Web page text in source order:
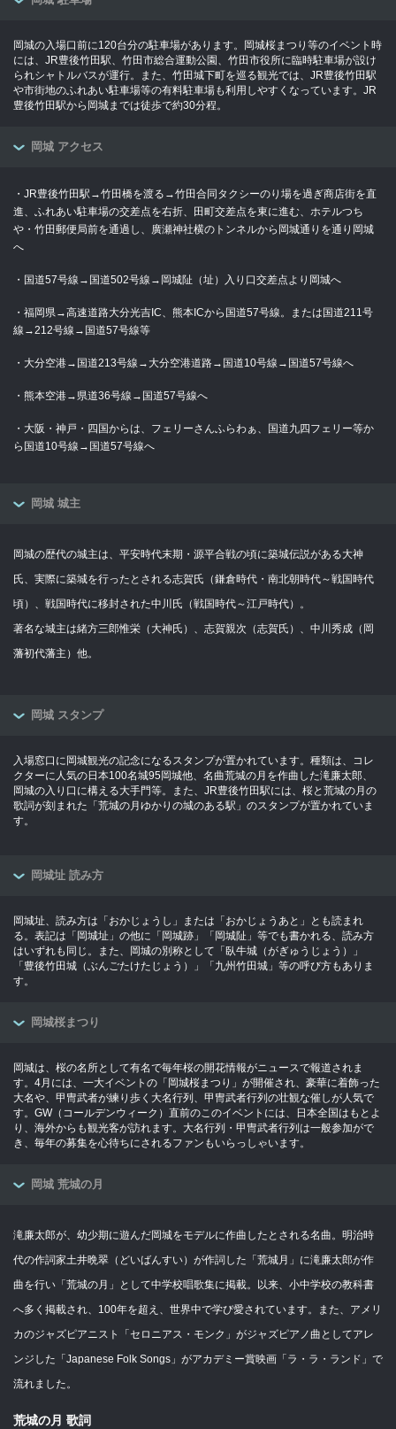
岡城の入場口前に120台分の駐車場があります。岡城桜まつり等のイベント時
には、JR豊後竹田駅、竹田市総合運動公園、竹田市役所に臨時駐車場が設け
られシャトルバスが運行。また、竹田城下町を巡る観光では、JR豊後竹田駅
や市街地のふれあい駐車場等の有料駐車場も利用しやすくなっています。JR
豊後竹田駅から岡城までは徒歩で約30分程。
岡城 アクセス
・JR豊後竹田駅→竹田橋を渡る→竹田合同タクシーのり場を過ぎ商店街を直
進、ふれあい駐車場の交差点を右折、田町交差点を東に進む、ホテルつち
や・竹田郵便局前を通過し、廣瀬神社横のトンネルから岡城通りを通り岡城
へ
・国道57号線→国道502号線→岡城阯（址）入り口交差点より岡城へ
・福岡県→高速道路大分光吉IC、熊本ICから国道57号線。または国道211号
線→212号線→国道57号線等
・大分空港→国道213号線→大分空港道路→国道10号線→国道57号線へ
・熊本空港→県道36号線→国道57号線へ
・大阪・神戸・四国からは、フェリーさんふらわぁ、国道九四フェリー等か
ら国道10号線→国道57号線へ
岡城 城主
岡城の歴代の城主は、平安時代末期・源平合戦の頃に築城伝説がある大神
氏、実際に築城を行ったとされる志賀氏（鎌倉時代・南北朝時代～戦国時代
頃）、戦国時代に移封された中川氏（戦国時代～江戸時代）。
著名な城主は緒方三郎惟栄（大神氏）、志賀親次（志賀氏）、中川秀成（岡
藩初代藩主）他。
岡城 スタンプ
入場窓口に岡城観光の記念になるスタンプが置かれています。種類は、コレ
クターに人気の日本100名城95岡城他、名曲荒城の月を作曲した滝廉太郎、
岡城の入り口に構える大手門等。また、JR豊後竹田駅には、桜と荒城の月の
歌詞が刻まれた「荒城の月ゆかりの城のある駅」のスタンプが置かれていま
す。
岡城址 読み方
岡城址、読み方は「おかじょうし」または「おかじょうあと」とも読まれ
る。表記は「岡城址」の他に「岡城跡」「岡城阯」等でも書かれる、読み方
はいずれも同じ。また、岡城の別称として「臥牛城（がぎゅうじょう）」
「豊後竹田城（ぶんごたけたじょう）」「九州竹田城」等の呼び方もありま
す。
岡城桜まつり
岡城は、桜の名所として有名で毎年桜の開花情報がニュースで報道されま
す。4月には、一大イベントの「岡城桜まつり」が開催され、豪華に着飾った
大名や、甲冑武者が練り歩く大名行列、甲冑武者行列の壮観な催しが人気で
す。GW（コールデンウィーク）直前のこのイベントには、日本全国はもとよ
り、海外からも観光客が訪れます。大名行列・甲冑武者行列は一般参加がで
き、毎年の募集を心待ちにされるファンもいらっしゃいます。
岡城 荒城の月
滝廉太郎が、幼少期に遊んだ岡城をモデルに作曲したとされる名曲。明治時
代の作詞家土井晩翠（どいばんすい）が作詞した「荒城月」に滝廉太郎が作
曲を行い「荒城の月」として中学校唱歌集に掲載。以来、小中学校の教科書
へ多く掲載され、100年を超え、世界中で学び愛されています。また、アメリ
カのジャズピアニスト「セロニアス・モンク」がジャズピアノ曲としてアレ
ンジした「Japanese Folk Songs」がアカデミー賞映画「ラ・ラ・ランド」で
流れました。
荒城の月 歌詞